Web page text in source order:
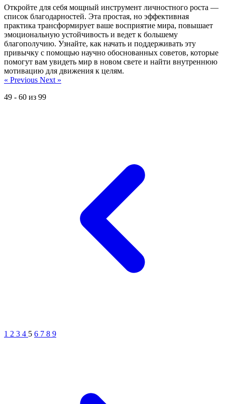
Откройте для себя мощный инструмент личностного роста —
список благодарностей. Эта простая, но эффективная
практика трансформирует ваше восприятие мира, повышает
эмоциональную устойчивость и ведет к большему
благополучию. Узнайте, как начать и поддерживать эту
привычку с помощью научно обоснованных советов, которые
помогут вам увидеть мир в новом свете и найти внутреннюю
мотивацию для движения к целям.
« Previous Next »
49 - 60 из 99
1 2 3 4 5 6 7 8 9